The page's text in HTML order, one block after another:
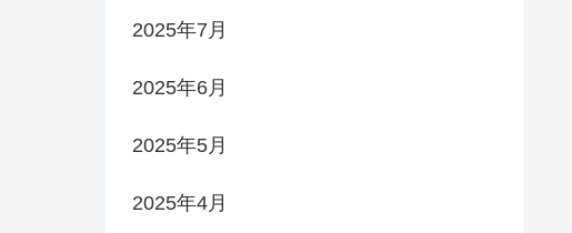
2025年7月
2025年6月
2025年5月
2025年4月